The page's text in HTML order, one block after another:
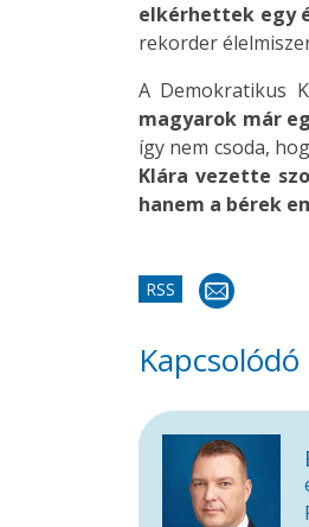
elkérhettek egy
rekorder
A Demokratikus
magyarok már
így nem csoda,
Klára vezette
hanem a bérek
RSS